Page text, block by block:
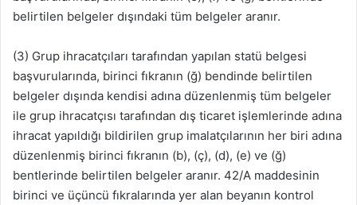
belirtilen belgeler dışındaki tüm belgeler aranır.
(3) Grup ihracatçıları tarafından yapılan statü belgesi
başvurularında, birinci fıkranın (ğ) bendinde belirtilen
belgeler dışında kendisi adına düzenlenmiş tüm belgeler
ile grup ihracatçısı tarafından dış ticaret işlemlerinde adına
ihracat yapıldığı bildirilen grup imalatçılarının her biri adına
düzenlenmiş birinci fıkranın (b), (ç), (d), (e) ve (ğ)
bentlerinde belirtilen belgeler aranır. 42/A maddesinin
birinci ve üçüncü fıkralarında yer alan beyanın kontrol